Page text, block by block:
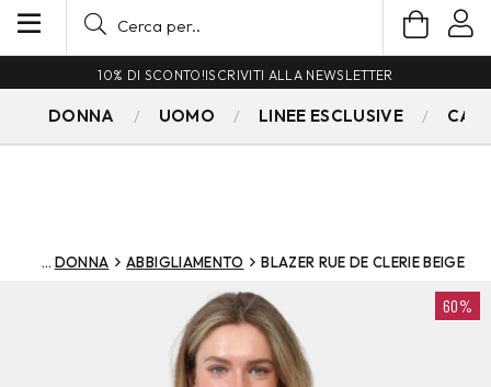
10% DI SCONTO!ISCRIVITI ALLA NEWSLETTER
DONNA UOMO LINEE ESCLUSIVE
DONNA ABBIGLIAMENTO BLAZER RUE DE CLERIE BEIGE
60%